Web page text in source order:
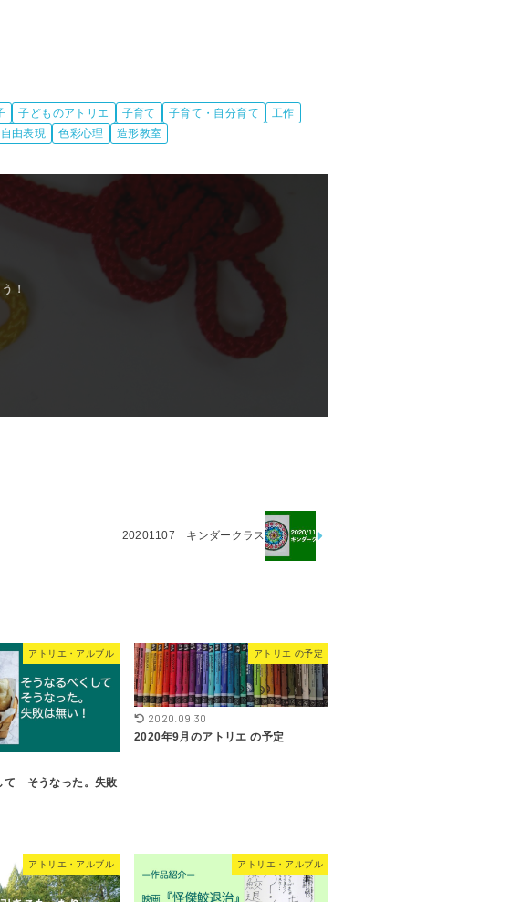
子どものアトリエ 子育て 子育て・自分育て
工作
自由表現 色彩心理 造形教室
20201107 キンダークラス
アトリエ・アルブル
て そうなった。失敗
アトリエ の予定
2020.09.30
2020年9月のアトリエ の予定
アトリエ・アルブル アトリエ・アルブル